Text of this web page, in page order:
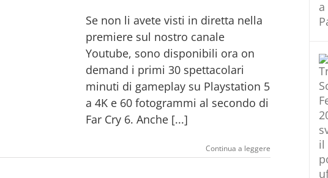
Se non li avete visti in diretta nella
premiere sul nostro canale
Youtube, sono disponibili ora on
demand i primi 30 spettacolari
minuti di gameplay su Playstation 5
a 4K e 60 fotogrammi al secondo di
Far Cry 6. Anche [...]
Continua a leggere